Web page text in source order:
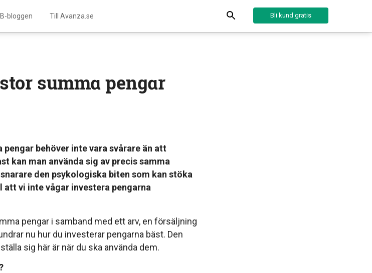
bloggen Till Avanza.se Bli kund gratis
summa pengar
behöver inte vara svårare än att
kan man använda sig av precis samma
den psykologiska biten som kan stöka
vi inte vågar investera pengarna
pengar i samband med ett arv, en försäljning
nu hur du investerar pengarna bäst. Den
sig här är när du ska använda dem.